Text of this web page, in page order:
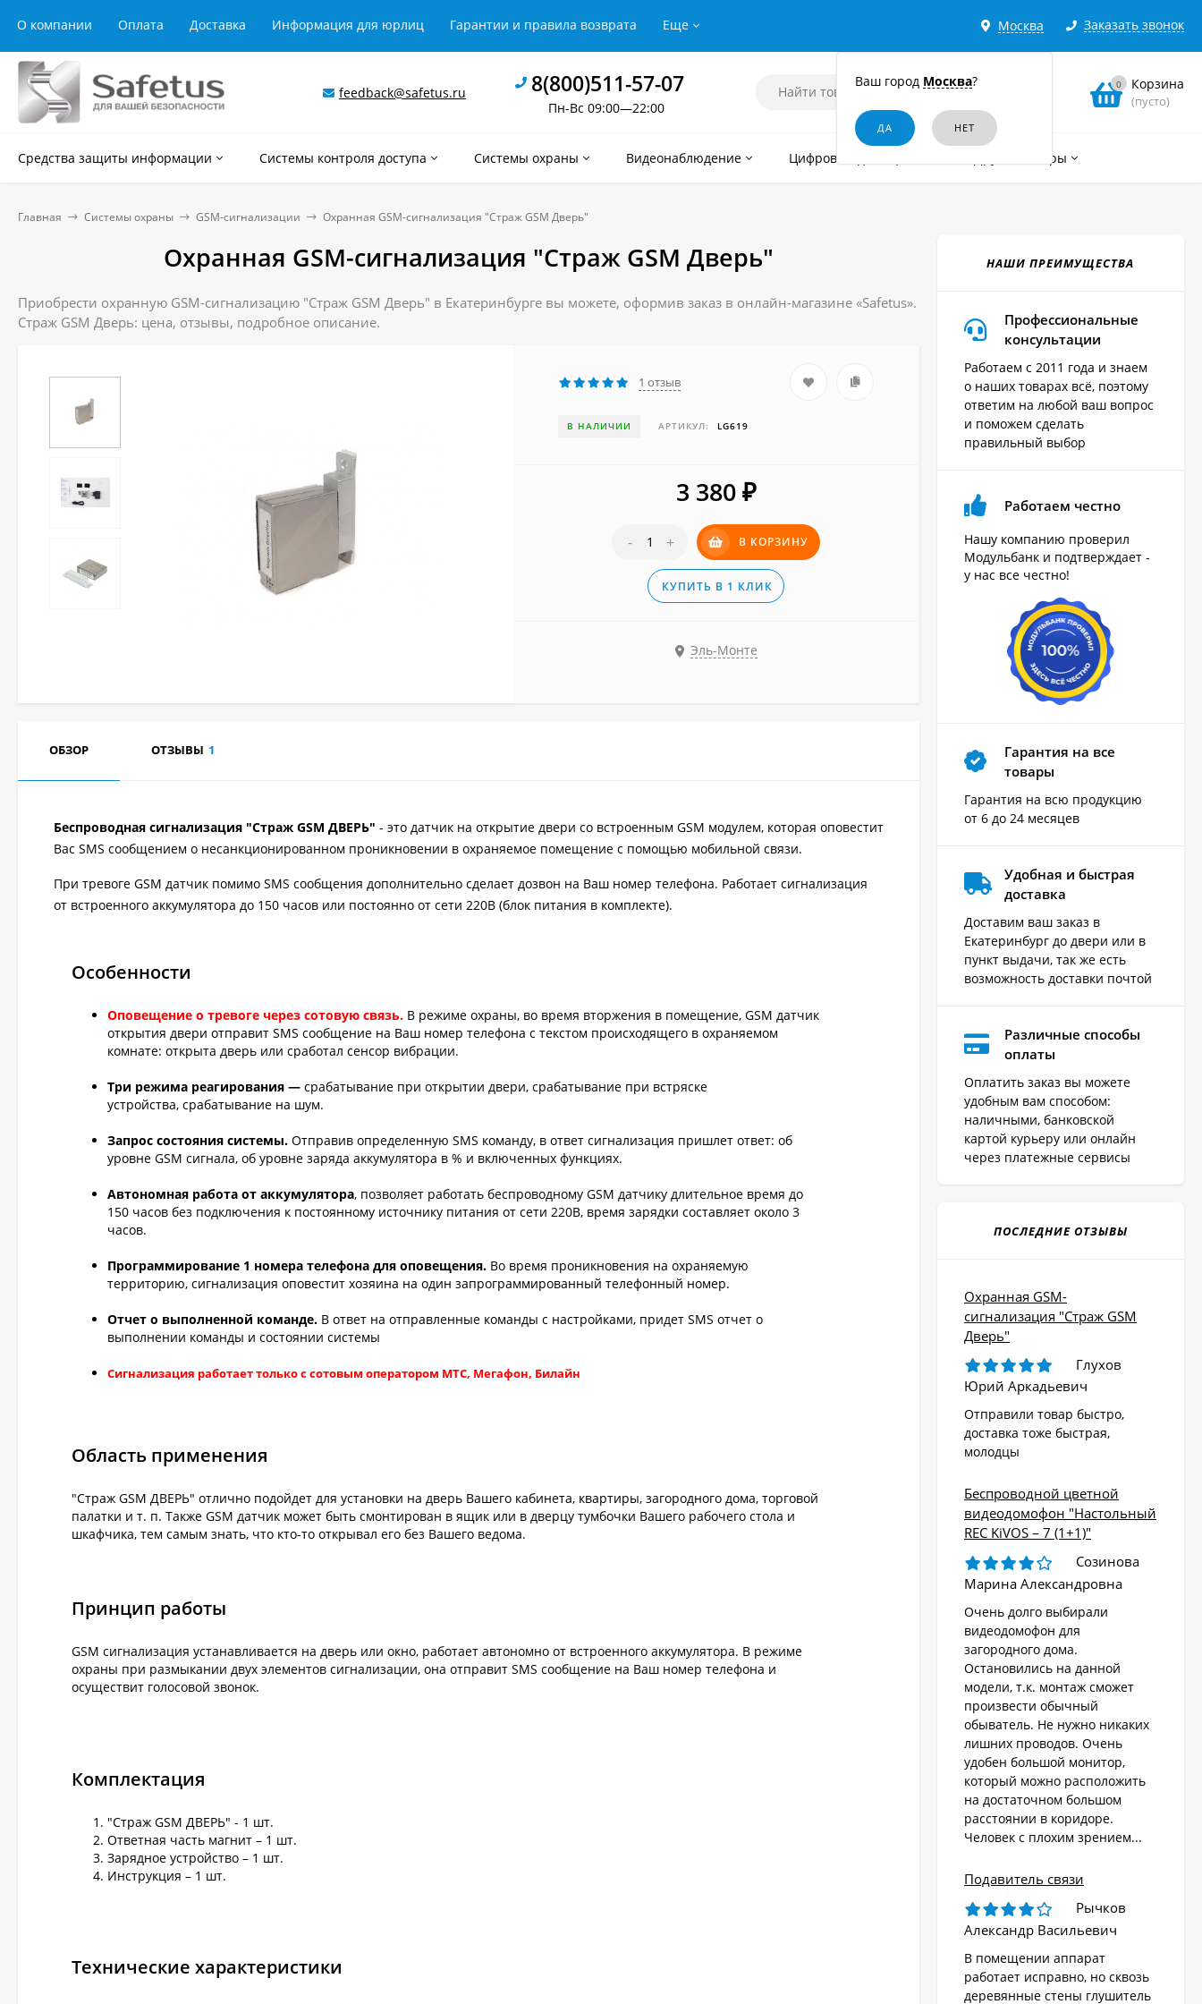
Москва
Ваш город Москва?
Заказать звонок
О компании Оплата Доставка Информация для юрлиц Гарантии и правила возврата Еще
feedback@safetus.ru 8(800)511-57-07
Пн-Вс 09:00—22:00
0 Корзина
(пусто)
Средства защиты информации Системы контроля доступа Системы охраны Видеонаблюдение Цифровые диктофоны Другие товары
Главная Системы охраны GSM-сигнализации Охранная GSM-сигнализация "Страж GSM Дверь"
Охранная GSM-сигнализация "Страж GSM Дверь"
Приобрести охранную GSM-сигнализацию "Страж GSM Дверь" в Екатеринбурге вы можете, оформив заказ в онлайн-магазине «Safetus».
Страж GSM Дверь: цена, отзывы, подробное описание.
1 отзыв
В НАЛИЧИИ АРТИКУЛ: LG619
3 380 ₽
- + В КОРЗИНУ
КУПИТЬ В 1 КЛИК
Эль-Монте
ОБЗОР ОТЗЫВЫ 1
Беспроводная сигнализация "Страж GSM ДВЕРЬ" - это датчик на открытие двери со встроенным GSM модулем, которая оповестит
Вас SMS сообщением о несанкционированном проникновении в охраняемое помещение с помощью мобильной связи.
При тревоге GSM датчик помимо SMS сообщения дополнительно сделает дозвон на Ваш номер телефона. Работает сигнализация
от встроенного аккумулятора до 150 часов или постоянно от сети 220В (блок питания в комплекте).
Особенности
Оповещение о тревоге через сотовую связь. В режиме охраны, во время вторжения в помещение, GSM датчик
открытия двери отправит SMS сообщение на Ваш номер телефона с текстом происходящего в охраняемом
комнате: открыта дверь или сработал сенсор вибрации.
Три режима реагирования — срабатывание при открытии двери, срабатывание при встряске
устройства, срабатывание на шум.
Запрос состояния системы. Отправив определенную SMS команду, в ответ сигнализация пришлет ответ: об
уровне GSM сигнала, об уровне заряда аккумулятора в % и включенных функциях.
Автономная работа от аккумулятора, позволяет работать беспроводному GSM датчику длительное время до
150 часов без подключения к постоянному источнику питания от сети 220В, время зарядки составляет около 3
часов.
Программирование 1 номера телефона для оповещения. Во время проникновения на охраняемую
территорию, сигнализация оповестит хозяина на один запрограммированный телефонный номер.
Отчет о выполненной команде. В ответ на отправленные команды с настройками, придет SMS отчет о
выполнении команды и состоянии системы
Сигнализация работает только с сотовым оператором МТС, Мегафон, Билайн
Область применения
"Страж GSM ДВЕРЬ" отлично подойдет для установки на дверь Вашего кабинета, квартиры, загородного дома, торговой
палатки и т. п. Также GSM датчик может быть смонтирован в ящик или в дверцу тумбочки Вашего рабочего стола и
шкафчика, тем самым знать, что кто-то открывал его без Вашего ведома.
Принцип работы
GSM сигнализация устанавливается на дверь или окно, работает автономно от встроенного аккумулятора. В режиме
охраны при размыкании двух элементов сигнализации, она отправит SMS сообщение на Ваш номер телефона и
осуществит голосовой звонок.
Комплектация
"Страж GSM ДВЕРЬ" - 1 шт.
Ответная часть магнит – 1 шт.
Зарядное устройство – 1 шт.
Инструкция – 1 шт.
Технические характеристики
НАШИ ПРЕИМУЩЕСТВА
Профессиональные
консультации
Работаем с 2011 года и знаем
о наших товарах всё, поэтому
ответим на любой ваш вопрос
и поможем сделать
правильный выбор
Работаем честно
Нашу компанию проверил
Модульбанк и подтверждает -
у нас все честно!
Гарантия на все
товары
Гарантия на всю продукцию
от 6 до 24 месяцев
Удобная и быстрая
доставка
Доставим ваш заказ в
Екатеринбург до двери или в
пункт выдачи, так же есть
возможность доставки почтой
Различные способы
оплаты
Оплатить заказ вы можете
удобным вам способом:
наличными, банковской
картой курьеру или онлайн
через платежные сервисы
ПОСЛЕДНИЕ ОТЗЫВЫ
Охранная GSM-
сигнализация "Страж GSM
Дверь"
Глухов
Юрий Аркадьевич
Отправили товар быстро,
доставка тоже быстрая,
молодцы
Беспроводной цветной
видеодомофон "Настольный
REC KiVOS – 7 (1+1)"
Созинова
Марина Александровна
Очень долго выбирали
видеодомофон для
загородного дома.
Остановились на данной
модели, т.к. монтаж сможет
произвести обычный
обыватель. Не нужно никаких
лишних проводов. Очень
удобен большой монитор,
который можно расположить
на достаточном большом
расстоянии в коридоре.
Человек с плохим зрением...
Подавитель связи
Рычков
Александр Васильевич
В помещении аппарат
работает исправно, но сквозь
деревянные стены глушитель